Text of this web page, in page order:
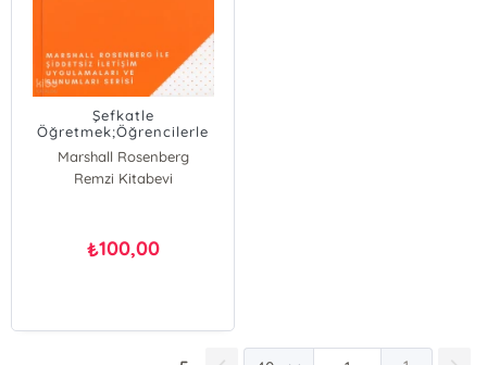
Şefkatle
Öğretmek;Öğrencilerle
Öğretmenlerin Karşılıklı
Anlayış İçinde Başarıya
Ulaşmalarının Yolu...
Marshall Rosenberg
Remzi Kitabevi
₺100,00